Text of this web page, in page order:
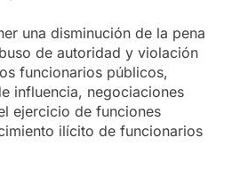
una disminución de la pena
de autoridad y violación
funcionarios públicos,
influencia, negociaciones
ejercicio de funciones
ilícito de funcionarios